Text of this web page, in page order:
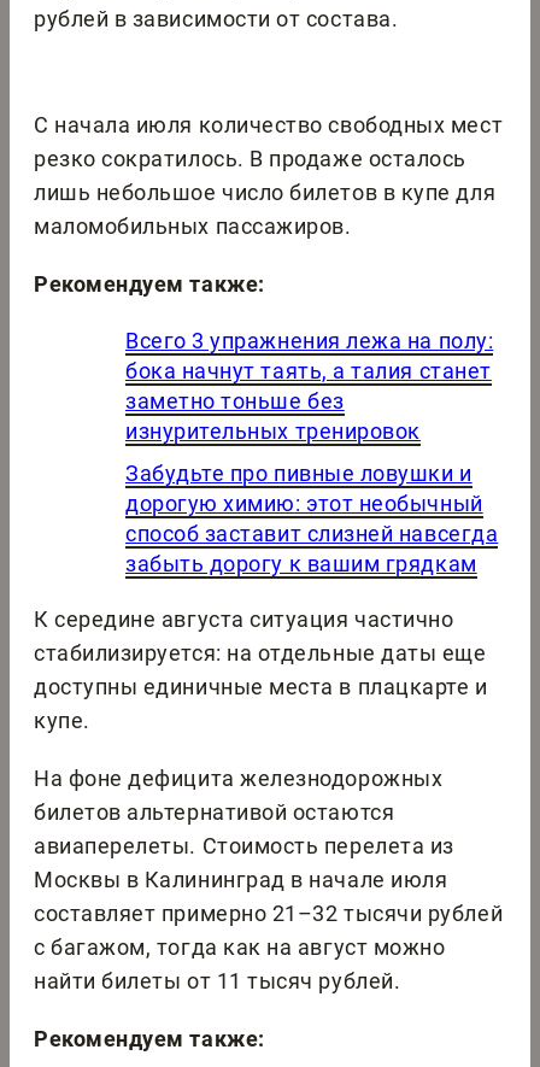
рублей в зависимости от состава.
С начала июля количество свободных мест
резко сократилось. В продаже осталось
лишь небольшое число билетов в купе для
маломобильных пассажиров.
Рекомендуем также:
Всего 3 упражнения лежа на полу:
бока начнут таять, а талия станет
заметно тоньше без
изнурительных тренировок
Забудьте про пивные ловушки и
дорогую химию: этот необычный
способ заставит слизней навсегда
забыть дорогу к вашим грядкам
К середине августа ситуация частично
стабилизируется: на отдельные даты еще
доступны единичные места в плацкарте и
купе.
На фоне дефицита железнодорожных
билетов альтернативой остаются
авиаперелеты. Стоимость перелета из
Москвы в Калининград в начале июля
составляет примерно 21–32 тысячи рублей
с багажом, тогда как на август можно
найти билеты от 11 тысяч рублей.
Рекомендуем также: